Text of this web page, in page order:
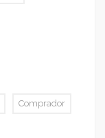
Comprador